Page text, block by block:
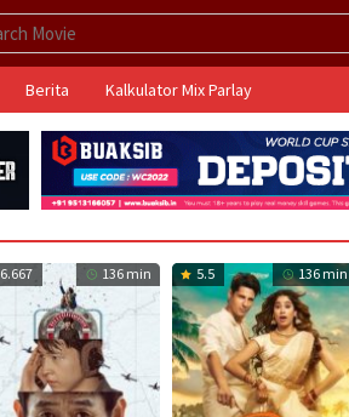
Berita Kalkulator Mix Parlay
6.667 136 min 5.5 136 min